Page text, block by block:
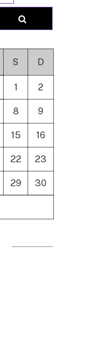
S D
1 2
8 9
15 16
22 23
29 30